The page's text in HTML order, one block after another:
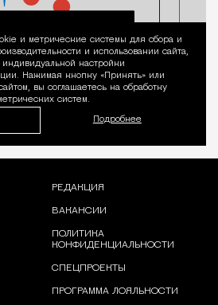
Уведомление
и метрические системы для сбора и
и использовании сайта,
настройки
Нажимая кнопку «Принять» или
вы соглашаетесь на обработку
систем.
Подробнее
РЕДАКЦИЯ
ВАКАНСИИ
ПОЛИТИКА
КОНФИДЕНЦИАЛЬНОСТИ
СПЕЦПРОЕКТЫ
ПРОГРАММА ЛОЯЛЬНОСТИ